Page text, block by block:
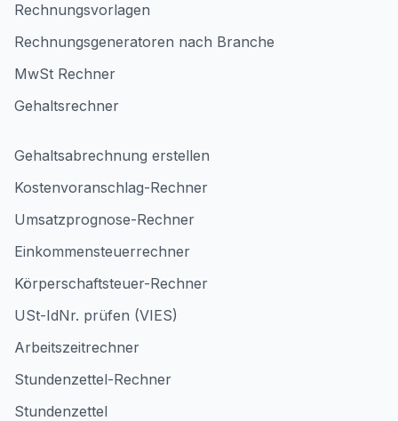
Rechnungsvorlagen
Rechnungsgeneratoren nach Branche
MwSt Rechner
Gehaltsrechner
Gehaltsabrechnung erstellen
Kostenvoranschlag-Rechner
Umsatzprognose-Rechner
Einkommensteuerrechner
Körperschaftsteuer-Rechner
USt-IdNr. prüfen (VIES)
Arbeitszeitrechner
Stundenzettel-Rechner
Stundenzettel